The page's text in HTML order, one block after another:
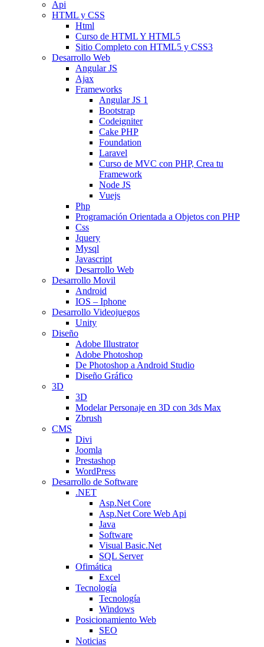
Api
HTML y CSS
Html
Curso de HTML Y HTML5
Sitio Completo con HTML5 y CSS3
Desarrollo Web
Angular JS
Ajax
Frameworks
Angular JS 1
Bootstrap
Codeigniter
Cake PHP
Foundation
Laravel
Curso de MVC con PHP, Crea tu
Framework
Node JS
Vuejs
Php
Programación Orientada a Objetos con PHP
Css
Jquery
Mysql
Javascript
Desarrollo Web
Desarrollo Movil
Android
IOS – Iphone
Desarrollo Videojuegos
Unity
Diseño
Adobe Illustrator
Adobe Photoshop
De Photoshop a Android Studio
Diseño Gráfico
3D
3D
Modelar Personaje en 3D con 3ds Max
Zbrush
CMS
Divi
Joomla
Prestashop
WordPress
Desarrollo de Software
.NET
Asp.Net Core
Asp.Net Core Web Api
Java
Software
Visual Basic.Net
SQL Server
Ofimática
Excel
Tecnología
Tecnología
Windows
Posicionamiento Web
SEO
Noticias